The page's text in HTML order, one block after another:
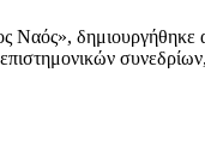
δημιουργήθηκε